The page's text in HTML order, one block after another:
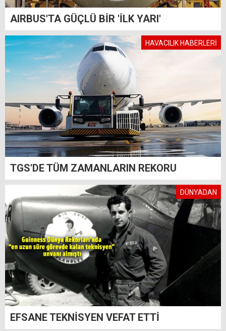
AIRBUS'TA GÜÇLÜ BİR 'İLK YARI'
HAVACILIK HABERLERİ
TGS'DE TÜM ZAMANLARIN REKORU
DÜNYADAN
EFSANE TEKNİSYEN VEFAT ETTİ